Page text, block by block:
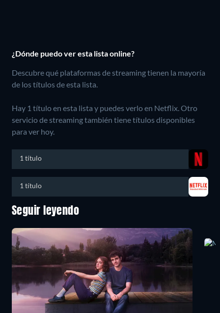
¿Dónde puedo ver esta lista online?
Descubre qué plataformas de streaming tienen la mayoría
de los títulos de esta lista.
Hay 1 título en esta lista y puedes verlo en Netflix.Otro
servicio de streaming también tiene títulos disponibles
para ver hoy.
1 título
1 título
Seguir leyendo